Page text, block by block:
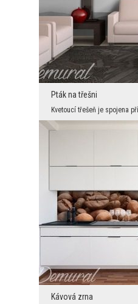
Pták na třešni
Kávová zrna